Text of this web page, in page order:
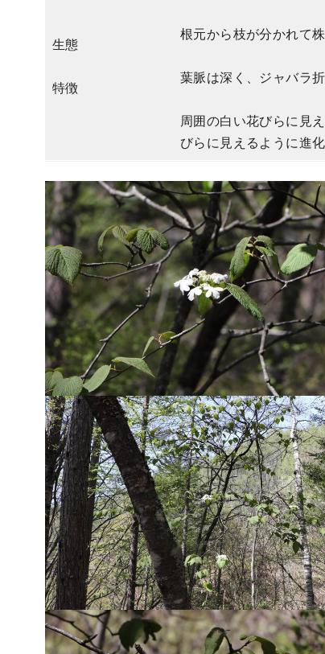
生態
特徴
根元から枝が分かれて株
葉脈は深く、ジャバラ
周囲の白い花びらに見
びらに見えるように進